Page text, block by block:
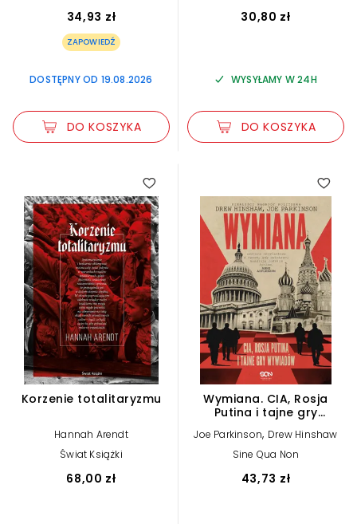
34,93 zł
ZAPOWIEDŹ
DOSTĘPNY OD 19.08.2026
DO KOSZYKA
30,80 zł
WYSYŁAMY W 24H
DO KOSZYKA
Korzenie totalitaryzmu
Hannah Arendt
Świat Książki
68,00 zł
Wymiana. CIA, Rosja
Putina i tajne gry
Joe Parkinson, Drew Hinshaw
Sine Qua Non
43,73 zł